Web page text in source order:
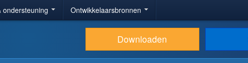
ondersteuning Ontwikkelaarsbronnen
Downloaden